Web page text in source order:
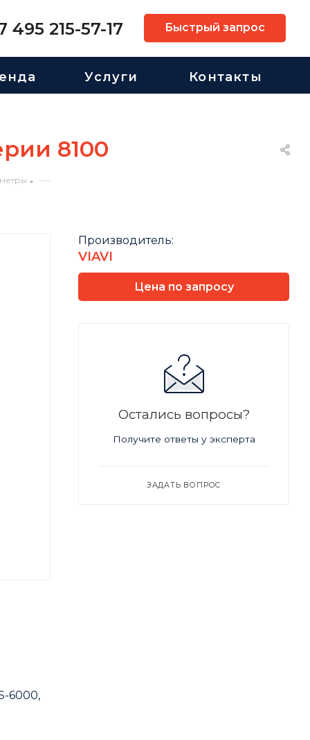
495 215-57-17 Быстрый запрос
Услуги Контакты
8100
—
6000,
Производитель:
VIAVI
Цена по запросу
Остались вопросы?
Получите ответы у эксперта
ЗАДАТЬ ВОПРОС